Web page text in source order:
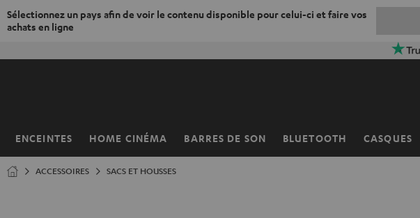
Sélectionnez un pays afin de voir le contenu disponible pour celui-ci et faire vos
achats en ligne
ENCEINTES HOME CINÉMA BARRES DE SON BLUETOOTH CASQUES
Page
ACCESSOIRES SACS ET HOUSSES